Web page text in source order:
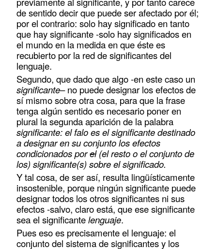
de sentido decir que puede ser afectado por él;
por el contrario: solo hay significado en tanto
que hay significante -solo hay significados en
el mundo en la medida en que éste es
recubierto por la red de significantes del
lenguaje.
Segundo, que dado que algo -en este caso un
significante– no puede designar los efectos de
sí mismo sobre otra cosa, para que la frase
tenga algún sentido es necesario poner en
plural la segunda aparición de la palabra
significante: el falo es el significante destinado
a designar en su conjunto los efectos
condicionados porel(el resto o el conjunto de
los) significante(s) sobre el significado.
Y tal cosa, de ser así, resulta lingüísticamente
insostenible, porque ningún significante puede
designar todos los otros significantes ni sus
efectos -salvo, claro está, que ese significante
sea el significantelenguaje.
Pues eso es precisamente el lenguaje: el
conjunto del sistema de significantes y los